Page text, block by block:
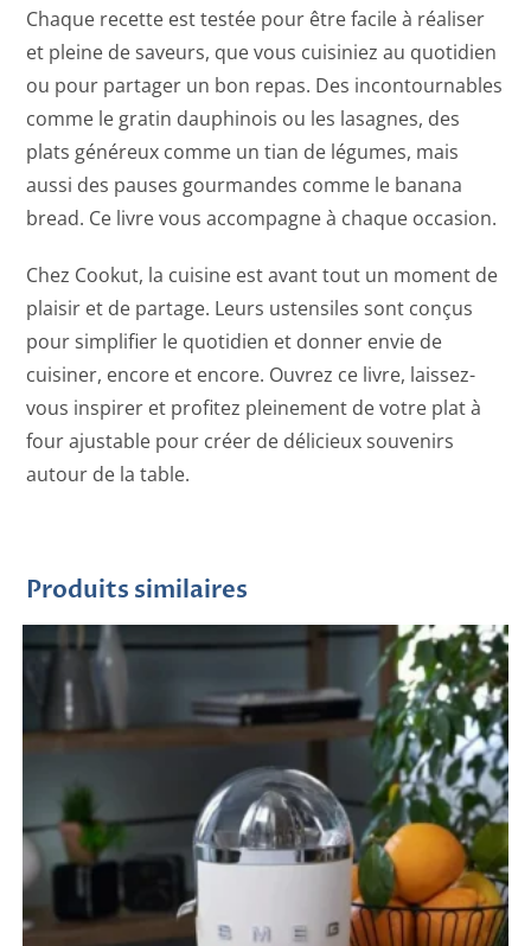
Chaque recette est testée pour être facile à réaliser
et pleine de saveurs, que vous cuisiniez au quotidien
ou pour partager un bon repas. Des incontournables
comme le gratin dauphinois ou les lasagnes, des
plats généreux comme un tian de légumes, mais
aussi des pauses gourmandes comme le banana
bread. Ce livre vous accompagne à chaque occasion.
Chez Cookut, la cuisine est avant tout un moment de
plaisir et de partage. Leurs ustensiles sont conçus
pour simplifier le quotidien et donner envie de
cuisiner, encore et encore. Ouvrez ce livre, laissez-
vous inspirer et profitez pleinement de votre plat à
four ajustable pour créer de délicieux souvenirs
autour de la table.
Produits similaires